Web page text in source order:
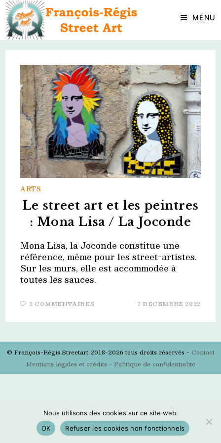
Skip
content MENU
ARTS
Le street art et les peintres
: Mona Lisa / La Joconde
Mona Lisa, la Joconde constitue une
référence, même pour les street-artistes.
Sur les murs, elle est accommodée à
toutes les sauces.
3 COMMENTAIRES 7 DÉCEMBRE 2022
© François-Régis Streetart 2018-2026 tous droits réservés - Contact
Mentions légales et crédits - Politique de confidentialité
Nous utilisons des cookies sur ce site web.
OK
Refuser les cookies non fonctionnels